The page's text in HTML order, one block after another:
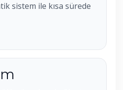
sistem ile kısa sürede